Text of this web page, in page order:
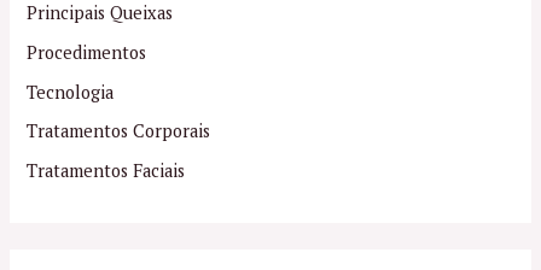
Principais Queixas
Procedimentos
Tecnologia
Tratamentos Corporais
Tratamentos Faciais